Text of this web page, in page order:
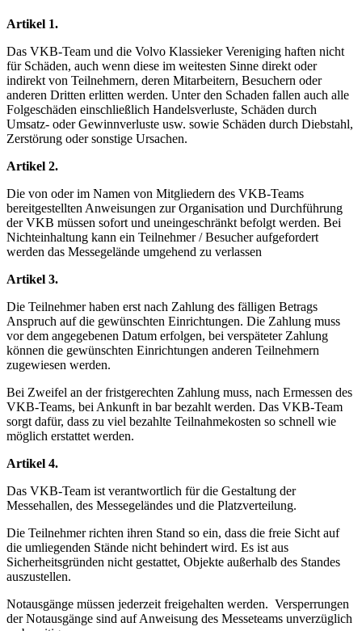
Artikel 1.
Das VKB-Team und die Volvo Klassieker Vereniging haften nicht
für Schäden, auch wenn diese im weitesten Sinne direkt oder
indirekt von Teilnehmern, deren Mitarbeitern, Besuchern oder
anderen Dritten erlitten werden. Unter den Schaden fallen auch alle
Folgeschäden einschließlich Handelsverluste, Schäden durch
Umsatz- oder Gewinnverluste usw. sowie Schäden durch Diebstahl,
Zerstörung oder sonstige Ursachen.
Artikel 2.
Die von oder im Namen von Mitgliedern des VKB-Teams
bereitgestellten Anweisungen zur Organisation und Durchführung
der VKB müssen sofort und uneingeschränkt befolgt werden. Bei
Nichteinhaltung kann ein Teilnehmer / Besucher aufgefordert
werden das Messegelände umgehend zu verlassen
Artikel 3.
Die Teilnehmer haben erst nach Zahlung des fälligen Betrags
Anspruch auf die gewünschten Einrichtungen. Die Zahlung muss
vor dem angegebenen Datum erfolgen, bei verspäteter Zahlung
können die gewünschten Einrichtungen anderen Teilnehmern
zugewiesen werden.
Bei Zweifel an der fristgerechten Zahlung muss, nach Ermessen des
VKB-Teams, bei Ankunft in bar bezahlt werden. Das VKB-Team
sorgt dafür, dass zu viel bezahlte Teilnahmekosten so schnell wie
möglich erstattet werden.
Artikel 4.
Das VKB-Team ist verantwortlich für die Gestaltung der
Messehallen, des Messegeländes und die Platzverteilung.
Die Teilnehmer richten ihren Stand so ein, dass die freie Sicht auf
die umliegenden Stände nicht behindert wird. Es ist aus
Sicherheitsgründen nicht gestattet, Objekte außerhalb des Standes
auszustellen.
Notausgänge müssen jederzeit freigehalten werden. Versperrungen
der Notausgänge sind auf Anweisung des Messeteams unverzüglich